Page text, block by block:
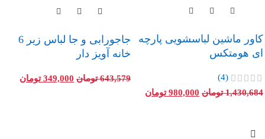
کاور ماشین لباسشویی پارچه
ای هومتکس
(4)
1,430,684 تومان 980,000 تومان
جاجورابی و جا لباس زیر 6
خانه آویز دار
643,579 تومان 349,000 تومان